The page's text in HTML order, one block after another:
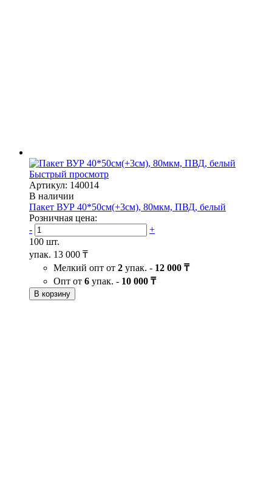
Быстрый просмотр
Артикул: 140014
В наличии
Пакет ВУР 40*50см(+3см), 80мкм, ПВД, белый
Розничная цена:
-
+
100 шт.
упак. 13 000 ₸
Мелкий опт от 2 упак. - 12 000 ₸
Опт от 6 упак. - 10 000 ₸
В корзину